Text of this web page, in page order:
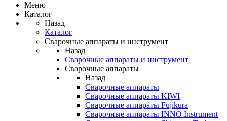
Меню
Каталог
Назад
Каталог
Сварочные аппараты и инструмент
Назад
Сварочные аппараты и инструмент
Сварочные аппараты
Назад
Сварочные аппараты
Сварочные аппараты KIWI
Сварочные аппараты Fujikura
Сварочные аппараты INNO Instrument